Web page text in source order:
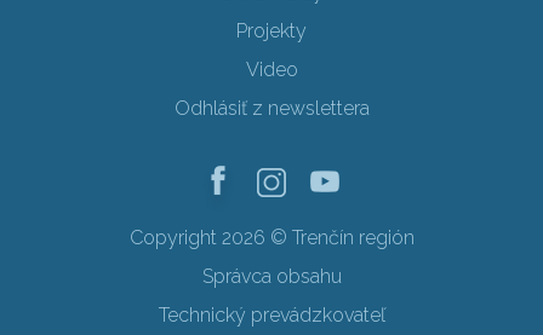
Projekty
Video
Odhlásiť z newslettera
Copyright 2026 © Trenčín región
Správca obsahu
Technický prevádzkovateľ